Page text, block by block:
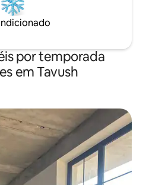
por temporada
em Tavush